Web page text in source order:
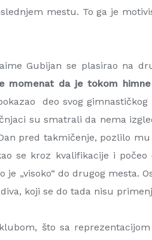
mestu. To ga je
Gubijan se plasirao na
momenat da je tokom
deo svog
su smatrali da nema
pred takmičenje, pozlilo
se kroz kvalifikacije i
„visoko“ do drugog mesta.
koji se do tada nisu
što sa